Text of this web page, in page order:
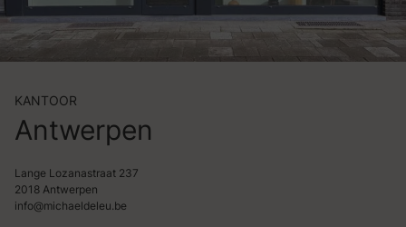
KANTOOR
Antwerpen
Lange Lozanastraat 237
2018 Antwerpen
info@michaeldeleu.be